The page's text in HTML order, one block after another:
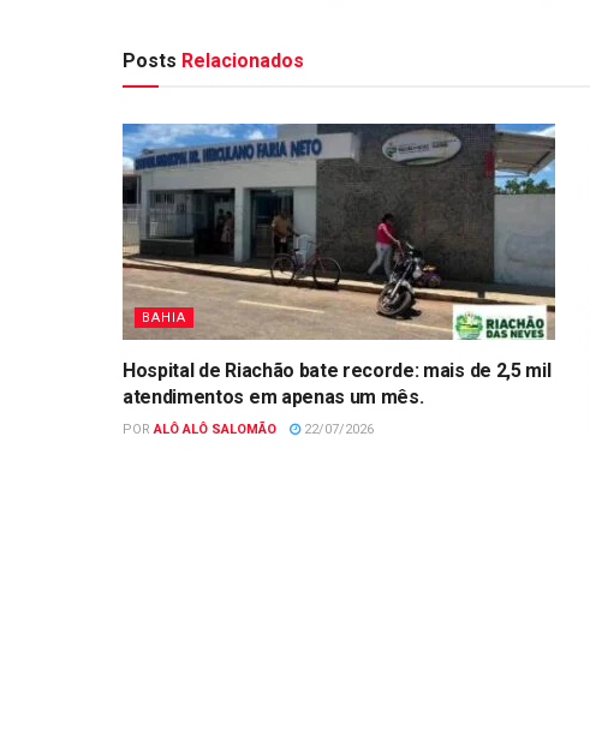
Posts Relacionados
BAHIA
Hospital de Riachão bate recorde: mais de 2,5 mil
atendimentos em apenas um mês.
POR ALÔ ALÔ SALOMÃO 22/07/2026